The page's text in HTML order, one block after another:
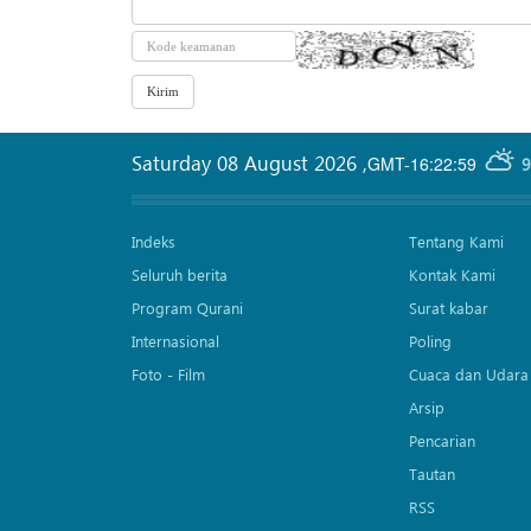
GMT-16:22:59
Saturday 08 August 2026 ,
Indeks
Seluruh berita
Program Qurani
Internasional
Foto - Film
Tentang Kami
Kontak Kami
Surat kabar
Poling
Cuaca dan Udara
Arsip
Pencarian
Tautan
RSS